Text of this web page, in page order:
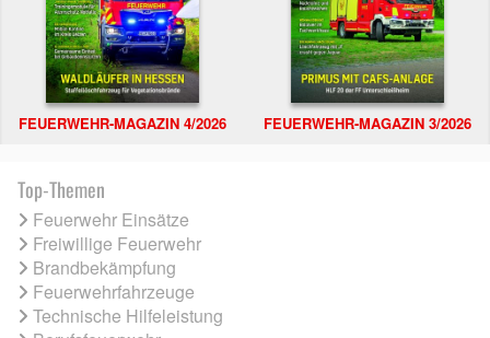
FEUERWEHR-MAGAZIN 4/2026 FEUERWEHR-MAGAZIN 3/2026
Top-Themen
Feuerwehr Einsätze
Freiwillige Feuerwehr
Brandbekämpfung
Feuerwehrfahrzeuge
Technische Hilfeleistung